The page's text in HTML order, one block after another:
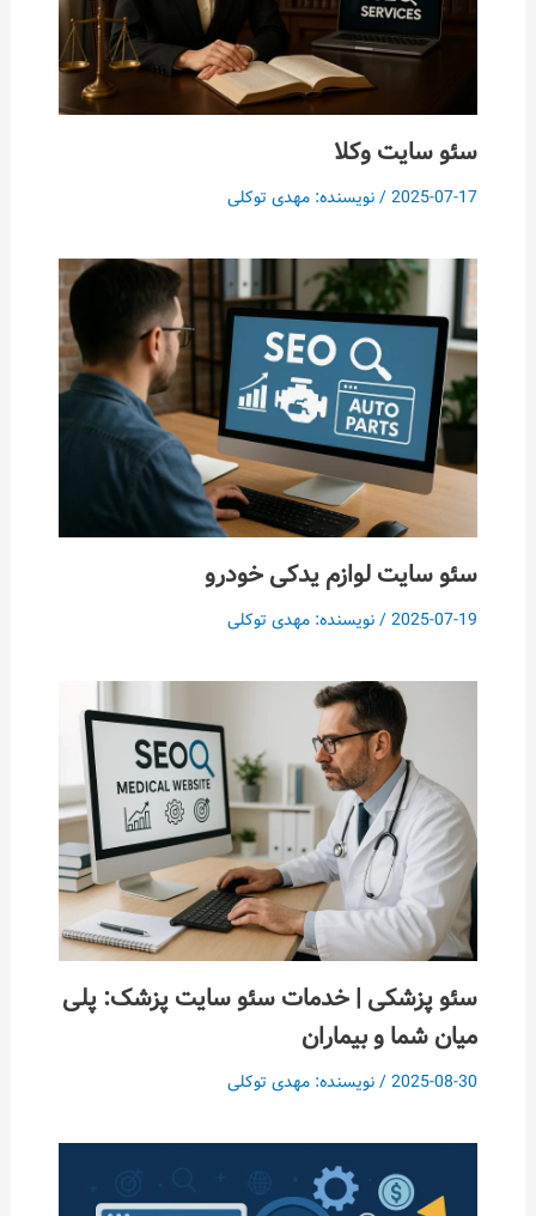
سئو سایت وکلا
2025-07-17/ نویسنده: مهدی توکلی
سئو سایت لوازم یدکی خودرو
2025-07-19/ نویسنده: مهدی توکلی
سئو پزشکی | خدمات سئو سایت پزشک: پلی
میان شما و بیماران
2025-08-30/ نویسنده: مهدی توکلی